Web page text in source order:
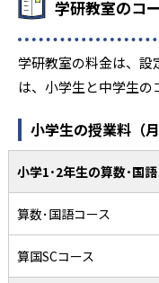
学研教室のコ
学研教室の料金は、設
は、小学生と中学生の
小学生の授業料（月
小学1･2年生の算数･国
算数･国語コース
算国SCコース